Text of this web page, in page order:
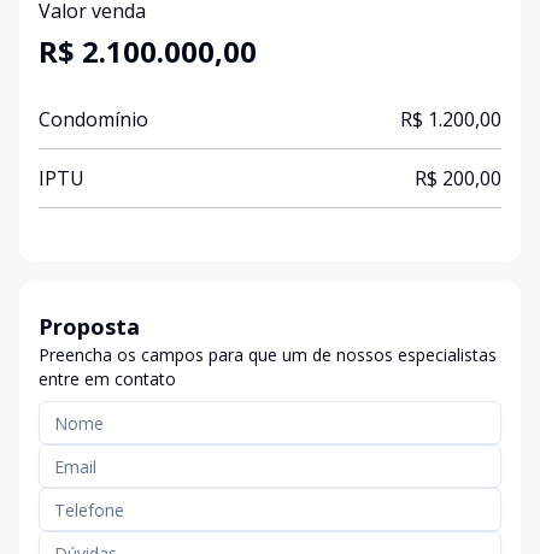
Valor venda
R$ 2.100.000,00
Condomínio R$ 1.200,00
IPTU R$ 200,00
Proposta
Preencha os campos para que um de nossos especialistas
entre em contato